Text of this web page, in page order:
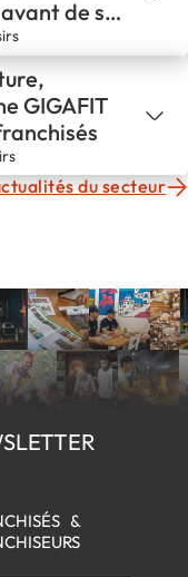
de se
GIGAFIT
du secteur
&